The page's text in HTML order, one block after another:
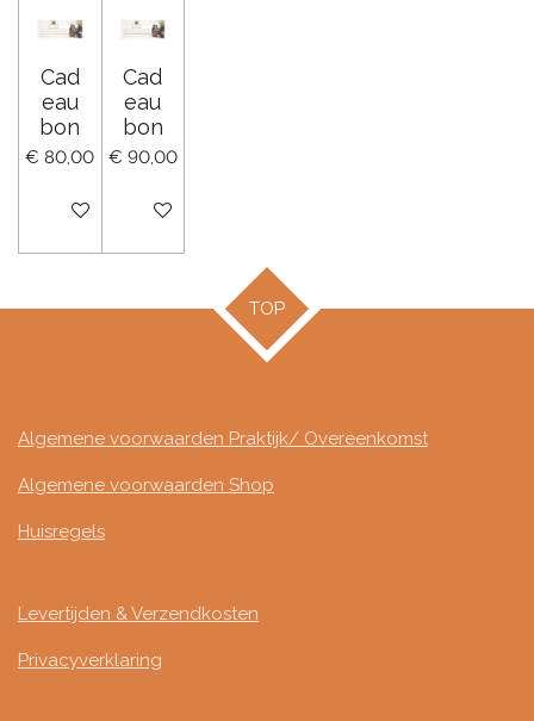
Cad
eau
bon
€ 80,00
In winkelwagen
Cad
eau
bon
€ 90,00
In winkelwagen
TOP
Algemene voorwaarden Praktijk/ Overeenkomst
Algemene voorwaarden Shop
Huisregels
Levertijden & Verzendkosten
Privacyverklaring